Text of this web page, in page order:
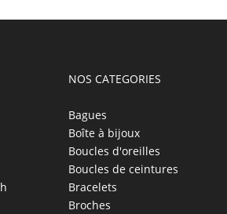
NOS CATEGORIES
Bagues
Boîte à bijoux
Boucles d'oreilles
Boucles de ceintures
Bracelets
Broches